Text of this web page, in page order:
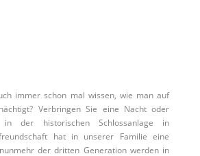
immer schon mal wissen, wie man auf
Verbringen Sie eine Nacht oder
in der historischen Schlossanlage in
hat in unserer Familie eine
der dritten Generation werden in